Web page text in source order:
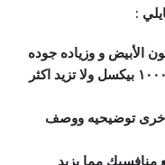
:
الأبيض و وزياده جوده
الصور للصور الرئيسية بدقه ( لا تقل عن ١٠٠٠ بيكسل ولا تزيد اكثر
خرى توضيحيه ووصف
منافسيك مما يزيد